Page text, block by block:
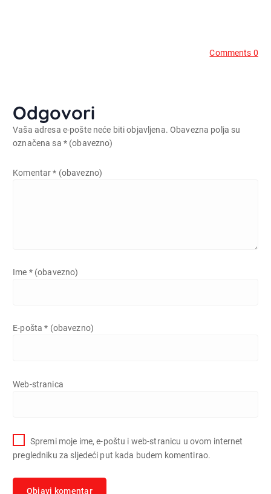
Comments 0
Odgovori
Vaša adresa e-pošte neće biti objavljena. Obavezna polja su
označena sa * (obavezno)
Komentar* (obavezno)
Ime * (obavezno)
E-pošta* (obavezno)
Web-stranica
Spremi moje ime, e-poštu i web-stranicu u ovom internet
pregledniku za sljedeći put kada budem komentirao.